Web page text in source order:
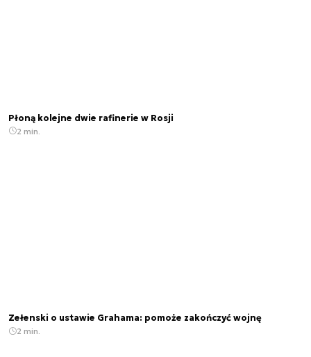
Płoną kolejne dwie rafinerie w Rosji
2 min.
Zełenski o ustawie Grahama: pomoże zakończyć wojnę
2 min.